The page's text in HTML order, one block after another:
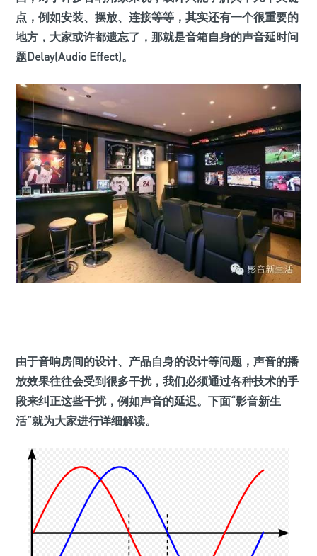
点，例如安装、摆放、连接等等，其实还有一个很重要的
地方，大家或许都遗忘了，那就是音箱自身的声音延时问
题Delay(Audio Effect)。
由于音响房间的设计、产品自身的设计等问题，声音的播
放效果往往会受到很多干扰，我们必须通过各种技术的手
段来纠正这些干扰，例如声音的延迟。下面“影音新生
活”就为大家进行详细解读。